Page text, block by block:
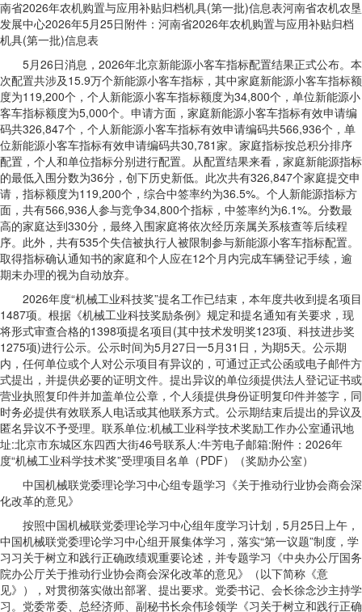
南省2026年农机购置与应用补贴归档机具(第一批)信息表河南省农机农垦
发展中心2026年5月25日附件：河南省2026年农机购置与应用补贴归档
机具(第一批)信息表
5月26日消息，2026年北京新能源小客车指标配置结果正式公布。本
次配置共涉及15.9万个新能源小客车指标，其中家庭新能源小客车指标额
度为119,200个，个人新能源小客车指标额度为34,800个，单位新能源小
客车指标额度为5,000个。申请方面，家庭新能源小客车指标有效申请编
码共326,847个，个人新能源小客车指标有效申请编码共566,936个，单
位新能源小客车指标有效申请编码共30,781家。家庭指标按总积分排序
配置，个人和单位指标分别进行配置。从配置结果来看，家庭新能源指标
的最低入围分数为36分，创下历史新低。此次共有326,847个家庭提交申
请，指标额度为119,200个，综合中签率约为36.5%。个人新能源指标方
面，共有566,936人参与竞争34,800个指标，中签率约为6.1%。分数最
高的家庭达到330分，最终入围家庭将依次经历亲属关系核查等后续程
序。此外，共有535个失信被执行人被限制参与新能源小客车指标配置。
取得指标确认通知书的家庭和个人应在12个月内完成车辆登记手续，逾
期未办理的视为自动放弃。
2026年度“机械工业科技奖”提名工作已结束，本年度共收到提名项目
1487项。根据《机械工业科技奖励条例》规定和提名通知有关要求，现
将形式审查合格的1398项提名项目(其中技术发明奖123项、科技进步奖
1275项)进行公示。公示时间为5月27日一5月31日，为期5天。公示期
内，任何单位或个人对公示项目有异议的，可通过正式公函或电子邮件方
式提出，并提供必要的证明文件。提出异议的单位须提供法人登记证书或
营业执照复印件并加盖单位公章，个人须提供身份证明复印件并签字，同
时务必提供有效联系人电话或其他联系方式。公示期结束后提出的异议及
匿名异议不予受理。联系单位:机械工业科学技术奖励工作办公室通讯地
址:北京市东城区东四西大街46号联系人:牛芳电子邮箱:附件：2026年
度“机械工业科学技术奖”受理项目名单（PDF）（奖励办公室）
中国机械联党委理论学习中心组专题学习《关于推动行业协会商会深
化改革的意见》
按照中国机械联党委理论学习中心组年度学习计划，5月25日上午，
中国机械联党委理论学习中心组开展集体学习，落实“第一议题”制度，学
习习关于树立和践行正确政绩观重要论述，并专题学习《中央办公厅国务
院办公厅关于推动行业协会商会深化改革的意见》（以下简称《意
见》），对贯彻落实做出部署、提出要求。党委书记、会长徐念沙主持学
习。党委常委、总经济师、副秘书长佘伟珍领学《习关于树立和践行正确